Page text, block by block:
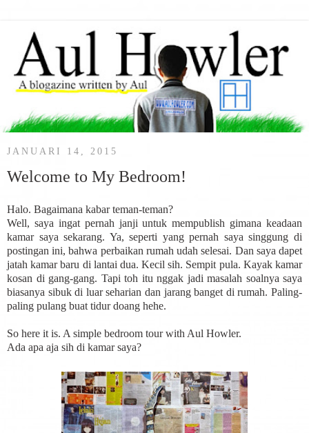
JANUARI 14, 2015
Welcome to My Bedroom!
Halo. Bagaimana kabar teman-teman?
Well, saya ingat pernah janji untuk mempublish gimana keadaan
kamar saya sekarang. Ya, seperti yang pernah saya singgung di
postingan ini, bahwa perbaikan rumah udah selesai. Dan saya dapet
jatah kamar baru di lantai dua. Kecil sih. Sempit pula. Kayak kamar
kosan di gang-gang. Tapi toh itu nggak jadi masalah soalnya saya
biasanya sibuk di luar seharian dan jarang banget di rumah. Paling-
paling pulang buat tidur doang hehe.
So here it is. A simple bedroom tour with Aul Howler.
Ada apa aja sih di kamar saya?